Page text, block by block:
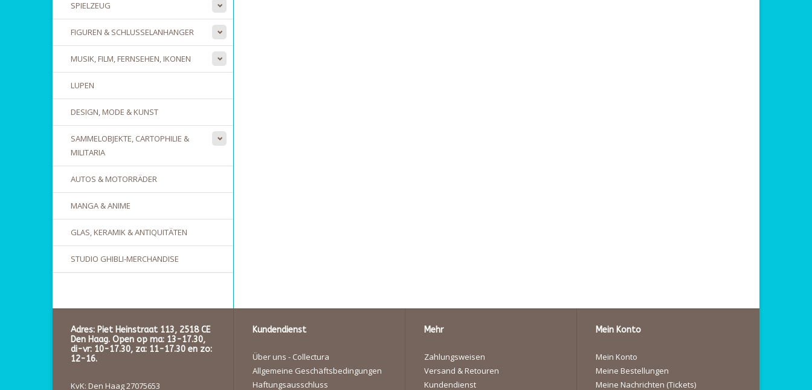
SPIELZEUG
FIGUREN & SCHLUSSELANHANGER
MUSIK, FILM, FERNSEHEN, IKONEN
LUPEN
DESIGN, MODE & KUNST
SAMMELOBJEKTE, CARTOPHILIE &
MILITARIA
AUTOS & MOTORRÄDER
MANGA & ANIME
GLAS, KERAMIK & ANTIQUITÄTEN
STUDIO GHIBLI-MERCHANDISE
Adres: Piet Heinstraat 113, 2518 CE
Den Haag. Open op ma: 13-17.30,
di-vr: 10-17.30, za: 11-17.30 en zo:
12-16.
KvK: Den Haag 27075653
Kundendienst
Über uns - Collectura
Allgemeine Geschäftsbedingungen
Haftungsausschluss
Mehr
Zahlungsweisen
Versand & Retouren
Kundendienst
Mein Konto
Mein Konto
Meine Bestellungen
Meine Nachrichten (Tickets)